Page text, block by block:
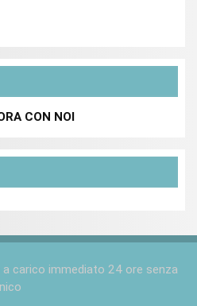
CON NOI
carico immediato 24 ore senza